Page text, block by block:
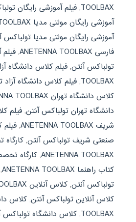
TOOLBAX
, فیلم آموزشی رایگان
آموزشی رایگان مولتی مدیا ANETENNA TOOLBAX
آموزشی رایگان مولتی مدیا تولباکس
فارسی ANETENNA TOOLBAX
,
تولباکس آنتن,
TOOLBAX
, فیلم کلاس دانشگاه آزاد
کلاس دانشگاه تهران ANETENNA TOOLBAX
دانشگاه تهران تولباکس آنتن, فیلم
شریف ANETENNA TOOLBAX
,
صنعتی شریف تولباکس آنتن,
ANETENNA TOOLBAX
, کارگاه
کتاب راهنما ANETENNA TOOLBAX
,
تولباکس آنتن, کلاس آنلاین ANETENNA TOOLBAX
کلاس آنلاین تولباکس آنتن,
TOOLBAX
, کلاس دانشگاه تولباکس